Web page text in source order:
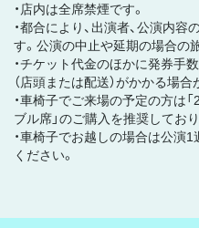
・店内は全席禁煙です。
・都合により、出演者、公演内
す。公演の中止や延期の場合の
・チケット代金のほかに発券手
（店頭または配送）がかかる場合
・車椅子でご来場の予定の方は
ブル席」のご購入を推奨しており
・車椅子でお越しの場合は公演
ください。